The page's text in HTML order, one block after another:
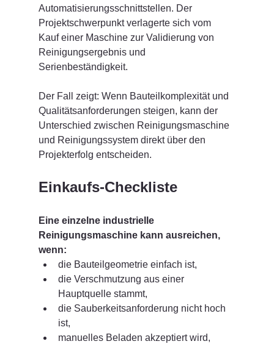
Automatisierungsschnittstellen. Der
Projektschwerpunkt verlagerte sich vom
Kauf einer Maschine zur Validierung von
Reinigungsergebnis und
Serienbeständigkeit.
Der Fall zeigt: Wenn Bauteilkomplexität und
Qualitätsanforderungen steigen, kann der
Unterschied zwischen Reinigungsmaschine
und Reinigungssystem direkt über den
Projekterfolg entscheiden.
Einkaufs-Checkliste
Eine einzelne industrielle
Reinigungsmaschine kann ausreichen,
wenn:
die Bauteilgeometrie einfach ist,
die Verschmutzung aus einer
Hauptquelle stammt,
die Sauberkeitsanforderung nicht hoch
ist,
manuelles Beladen akzeptiert wird,